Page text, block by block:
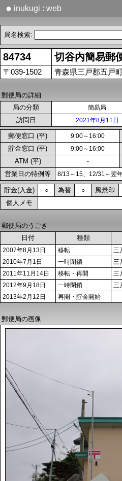
● inukugi : web
局名検索:
84734 切谷内簡易郵
〒039-1502 青森県三戸郡五戸
郵便局の詳細
局の分類
簡易局
訪問日 2021年8月11日
郵便窓口 (平) 9:00～16:00
貯金窓口 (平) 9:00～16:00
ATM (平) -
営業日の特例等 8/13～15、12/31～翌
貯金(入金) ○ 為替 ○ 風景印
個人メモ
郵便局のうごき
日付
種類
2007年8月13日 移転
三
2010年7月1日
一時閉鎖
三
2011年11月14日
移転・再開
三
2012年9月18日
一時閉鎖
三
2013年2月12日
再開・貯金開始
郵便局の画像